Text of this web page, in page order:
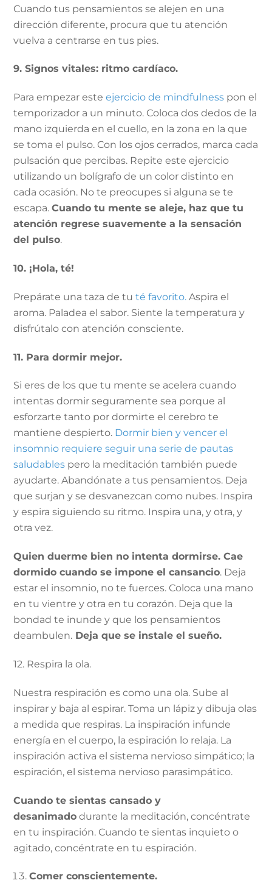
Cuando tus pensamientos se alejen en una
dirección diferente, procura que tu atención
vuelva a centrarse en tus pies.
9. Signos vitales: ritmo cardíaco.
Para empezar esteejercicio de mindfulness pon el
temporizador a un minuto. Coloca dos dedos de la
mano izquierda en el cuello, en la zona en la que
se toma el pulso. Con los ojos cerrados, marca cada
pulsación que percibas. Repite este ejercicio
utilizando un bolígrafo de un color distinto en
cada ocasión. No te preocupes si alguna se te
escapa.Cuando tu mente se aleje, haz que tu
atención regrese suavemente a la sensación
del pulso.
10. ¡Hola, té!
Prepárate una taza de tuté favorito. Aspira el
aroma. Paladea el sabor. Siente la temperatura y
disfrútalo con atención consciente.
11. Para dormir mejor.
Si eres de los que tu mente se acelera cuando
intentas dormir seguramente sea porque al
esforzarte tanto por dormirte el cerebro te
mantiene despierto. Dormir bien y vencer el
insomnio requiere seguir una serie de pautas
saludables pero la meditación también puede
ayudarte. Abandónate a tus pensamientos. Deja
que surjan y se desvanezcan como nubes. Inspira
y espira siguiendo su ritmo. Inspira una, y otra, y
otra vez.
Quien duerme bien no intenta dormirse. Cae
dormido cuando se impone el cansancio. Deja
estar el insomnio, no te fuerces. Coloca una mano
en tu vientre y otra en tu corazón. Deja que la
bondad te inunde y que los pensamientos
deambulen. Deja que se instale el sueño.
12. Respira la ola.
Nuestra respiración es como una ola. Sube al
inspirar y baja al espirar. Toma un lápiz y dibuja olas
a medida que respiras. La inspiración infunde
energía en el cuerpo, la espiración lo relaja. La
inspiración activa el sistema nervioso simpático; la
espiración, el sistema nervioso parasimpático.
Cuando te sientas cansado y
desanimado durante la meditación, concéntrate
en tu inspiración. Cuando te sientas inquieto o
agitado, concéntrate en tu espiración.
Comer conscientemente.